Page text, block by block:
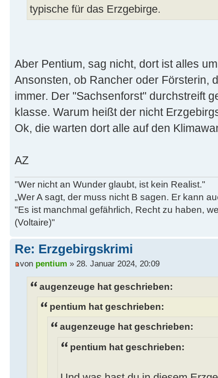
typische für das Erzgebirge.
Aber Pentium, sag nicht, dort ist alles
Ansonsten, ob Rancher oder Försterin,
immer. Der "Sachsenforst" durchstreift
klasse. Warum heißt der nicht
Ok, die warten dort alle auf den
AZ
"Wer nicht an Wunder glaubt, ist kein Realist."
„Wer A sagt, der muss nicht B sagen. Er kann
"Es ist manchmal gefährlich, Recht zu haben,
(Voltaire)"
Re: Erzgebirgskrimi
von pentium » 28. Januar 2024, 20:09
augenzeuge hat geschrieben:
pentium hat geschrieben:
augenzeuge hat geschrieben:
pentium hat geschrieben: